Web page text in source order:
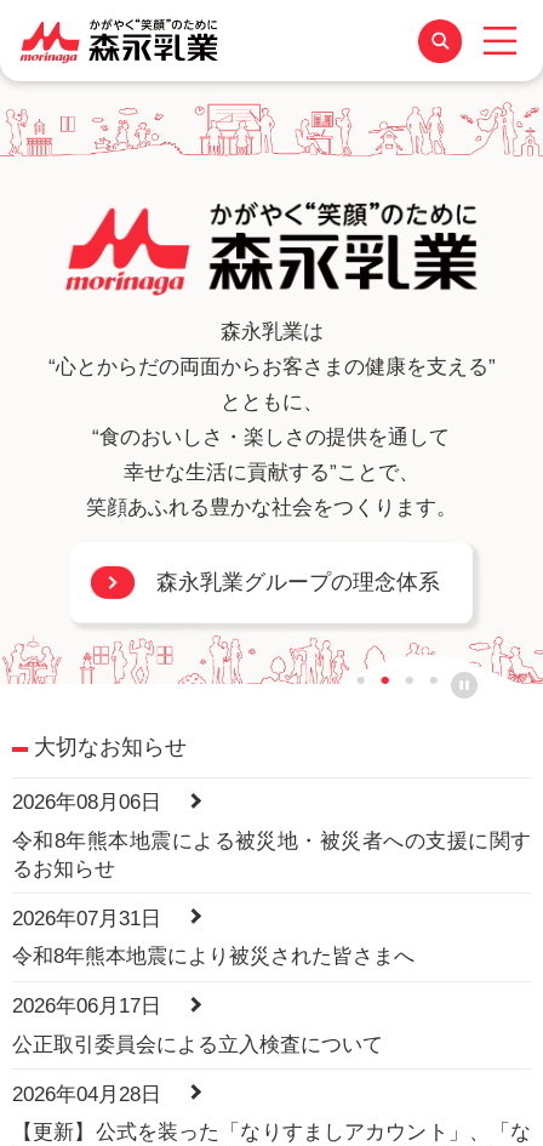
森永乳業は
“心とからだの両面からお客さまの健康を支える”
とともに、
“食のおいしさ・楽しさの提供を通して
幸せな生活に貢献する”ことで、
笑顔あふれる豊かな社会をつくります。
森永乳業グループの理念体系
森永乳業の
ビフィズス菌研究
森永乳業のビフィズス菌とは
ビヒダスヨーグルト開発ヒストリー
大切なお知らせ
2026年08月06日
令和8年熊本地震による被災地・被災者への支援に関す
るお知らせ
2026年07月31日
令和8年熊本地震により被災された皆さまへ
2026年06月17日
公正取引委員会による立入検査について
2026年04月28日
【更新】公式を装った「なりすましアカウント」、「な